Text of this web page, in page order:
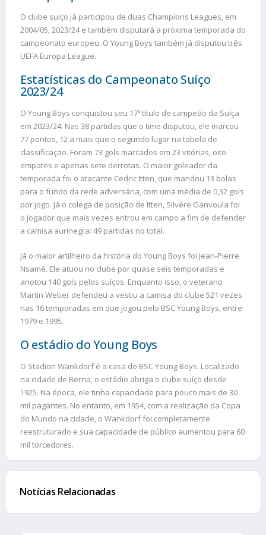
O clube suíço já participou de duas Champions Leagues, em
2004/05, 2023/24 e também disputará a próxima temporada do
campeonato europeu. O Young Boys também já disputou três
UEFA Europa League.
Estatísticas do Campeonato Suíço
2023/24
O Young Boys conquistou seu 17º título de campeão da Suíça
em 2023/24. Nas 38 partidas que o time disputou, ele marcou
77 pontos, 12 a mais que o segundo lugar na tabela de
classificação. Foram 73 gols marcados em 23 vitórias, oito
empates e apenas sete derrotas. O maior goleador da
temporada foi o atacante Cedric Itten, que mandou 13 bolas
para o fundo da rede adversária, com uma média de 0,32 gols
por jogo. Já o colega de posição de Itten, Silvère Ganvoula foi
o jogador que mais vezes entrou em campo a fim de defender
a camisa aurinegra: 49 partidas no total.
Já o maior artilheiro da história do Young Boys foi Jean-Pierre
Nsamé. Ele atuou no clube por quase seis temporadas e
anotou 140 gols pelos suíços. Enquanto isso, o veterano
Martin Weber defendeu a vestiu a camisa do clube 521 vezes
nas 16 temporadas em que jogou pelo BSC Young Boys, entre
1979 e 1995.
O estádio do Young Boys
O Stadion Wankdorf é a casa do BSC Young Boys. Localizado
na cidade de Berna, o estádio abriga o clube suíço desde
1925. Na época, ele tinha capacidade para pouco mais de 30
mil pagantes. No entanto, em 1954, com a realização da Copa
do Mundo na cidade, o Wankdorf foi completamente
reestruturado e sua capacidade de público aumentou para 60
mil torcedores.
Notícias Relacionadas